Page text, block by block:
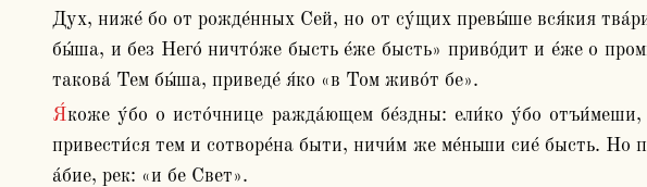
Дух, ниже́ бо от рожде́нных Сей, но от су́щих превы́ше вся́кия
бы́ша, и без Него́ ничто́же бысть е́же бысть» приво́дит и е́же о
такова́ Тем бы́ша, приведе́ я́ко «в Том живо́т бе».
Я́коже у́бо о исто́чнице ражда́ющем бе́здны: ели́ко у́бо отъи́меши, ничи́мже умали́л еси́ исто́чника. Си́це и о де́йстве Единоро́днаго: ели́ко а́ще ве́руеши
привести́ся тем и сотворе́на быти, ничи́м же ме́ньши сие́ бысть.
а́бие, рек: «и бе Свет».